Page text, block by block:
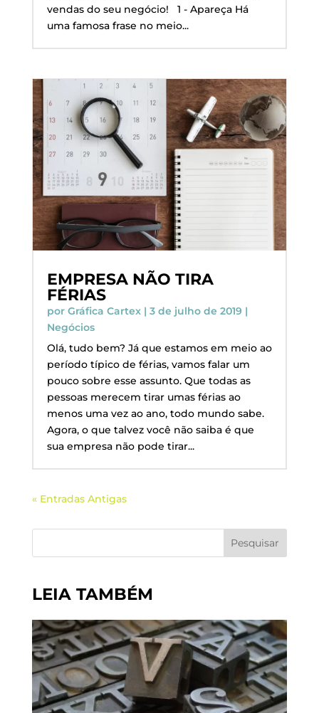
vendas do seu negócio! 1 - Apareça Há
uma famosa frase no meio...
EMPRESA NÃO TIRA
FÉRIAS
por Gráfica Cartex| 3 de julho de 2019 |
Negócios
Olá, tudo bem? Já que estamos em meio ao
período típico de férias, vamos falar um
pouco sobre esse assunto. Que todas as
pessoas merecem tirar umas férias ao
menos uma vez ao ano, todo mundo sabe.
Agora, o que talvez você não saiba é que
sua empresa não pode tirar...
« Entradas Antigas
Pesquisar
LEIA TAMBÉM